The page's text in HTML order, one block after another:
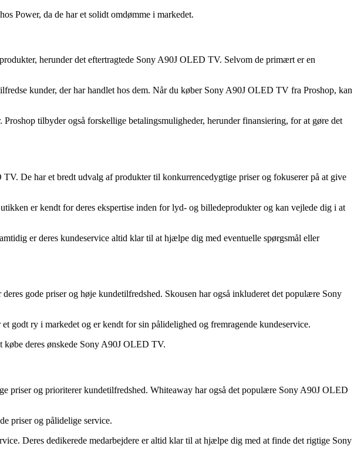
Power, da de har et solidt omdømme i markedet.
herunder det eftertragtede Sony A90J OLED TV. Selvom de primært er en
kunder, der har handlet hos dem. Når du køber Sony A90J OLED TV fra Proshop, kan
tilbyder også forskellige betalingsmuligheder, herunder finansiering, for at gøre det
De har et bredt udvalg af produkter til konkurrencedygtige priser og fokuserer på at give
er kendt for deres ekspertise inden for lyd- og billedeprodukter og kan vejlede dig i at
er deres kundeservice altid klar til at hjælpe dig med eventuelle spørgsmål eller
gode priser og høje kundetilfredshed. Skousen har også inkluderet det populære Sony
ry i markedet og er kendt for sin pålidelighed og fremragende kundeservice.
købe deres ønskede Sony A90J OLED TV.
priser og prioriterer kundetilfredshed. Whiteaway har også det populære Sony A90J OLED
priser og pålidelige service.
Deres dedikerede medarbejdere er altid klar til at hjælpe dig med at finde det rigtige Sony